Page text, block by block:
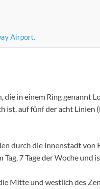
Airport.
die in einem Ring genannt
ist, auf fünf der acht Linien
durch die Innenstadt
7 Tage der Woche und
Mitte und westlich des